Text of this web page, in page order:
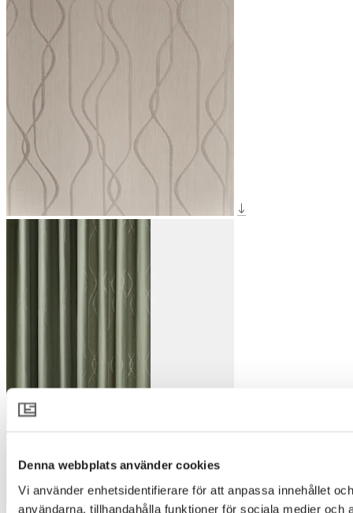
Denna webbplats använder cookies
Vi använder enhetsidentifierare för att anpassa innehållet
användarna, tillhandahålla funktioner för sociala medier och